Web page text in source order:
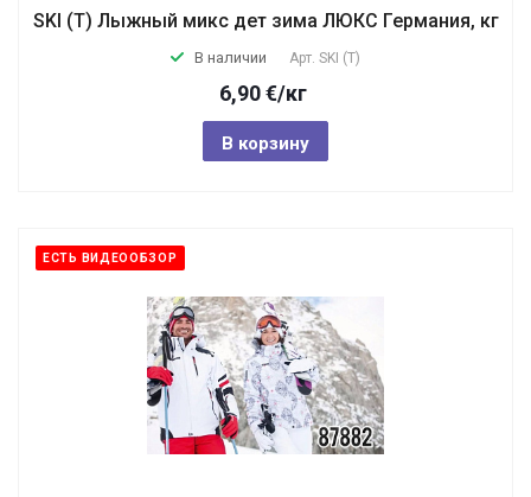
SKI (T) Лыжный микс дет зима ЛЮКС Германия, кг
В наличии Арт. SKI (T)
6,90€/кг
В корзину
ЕСТЬ ВИДЕООБЗОР